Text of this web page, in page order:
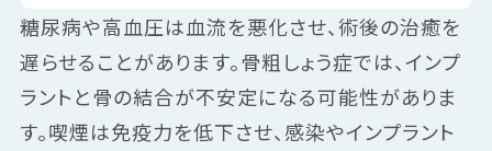
糖尿病や高血圧は血流を悪化させ、術後の治癒を
遅らせることがあります。骨粗しょう症では、インプ
ラントと骨の結合が不安定になる可能性がありま
す。喫煙は免疫力を低下させ、感染やインプラント